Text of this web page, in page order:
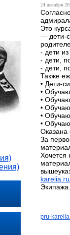
24 декабря
Это
— дети-
- дети
- дети,
- дети,
Также
• Дети-
•
•
•
•
•
Оказана
За
Хочется
Экипажа.
pru-